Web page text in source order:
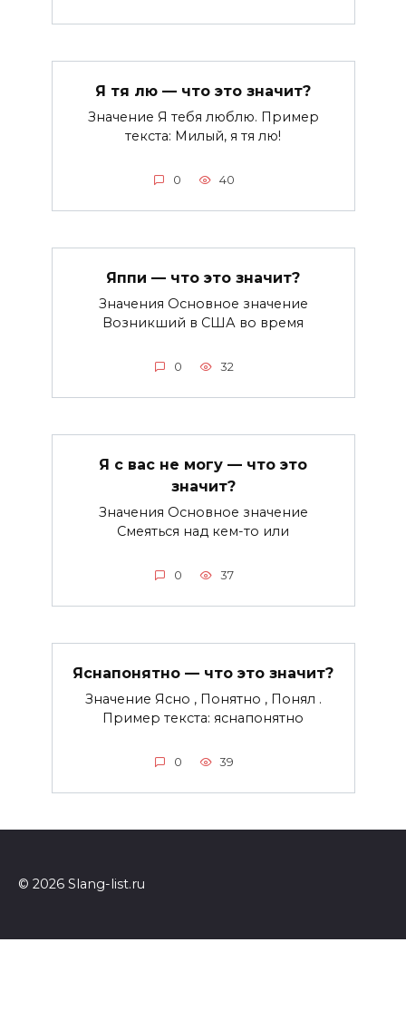
Я тя лю — что это значит?
Значение Я тебя люблю. Пример
текста: Милый, я тя лю!
0 40
Яппи — что это значит?
Значения Основное значение
Возникший в США во время
0 32
Я с вас не могу — что это
значит?
Значения Основное значение
Смеяться над кем-то или
0 37
Яснапонятно — что это значит?
Значение Ясно , Понятно , Понял .
Пример текста: яснапонятно
0 39
© 2026 Slang-list.ru